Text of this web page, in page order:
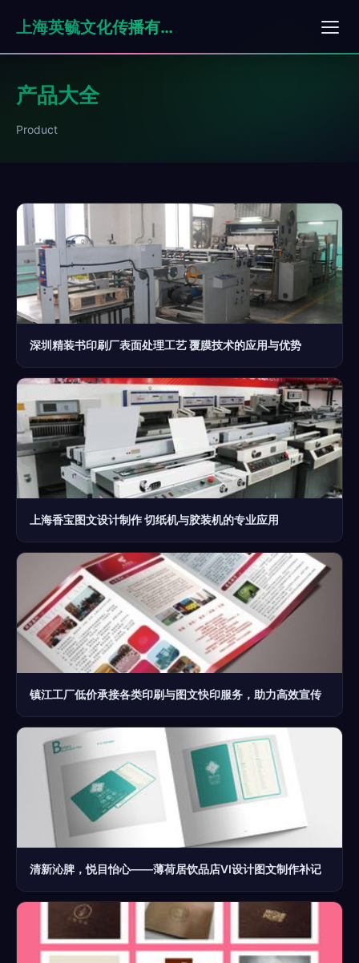
上海英毓文化传播有限公司
产品大全
Product
深圳精装书印刷厂表面处理工艺 覆膜技术的应用与优势
上海香宝图文设计制作 切纸机与胶装机的专业应用
镇江工厂低价承接各类印刷与图文快印服务，助力高效宣传
清新沁脾，悦目怡心——薄荷居饮品店VI设计图文制作补记